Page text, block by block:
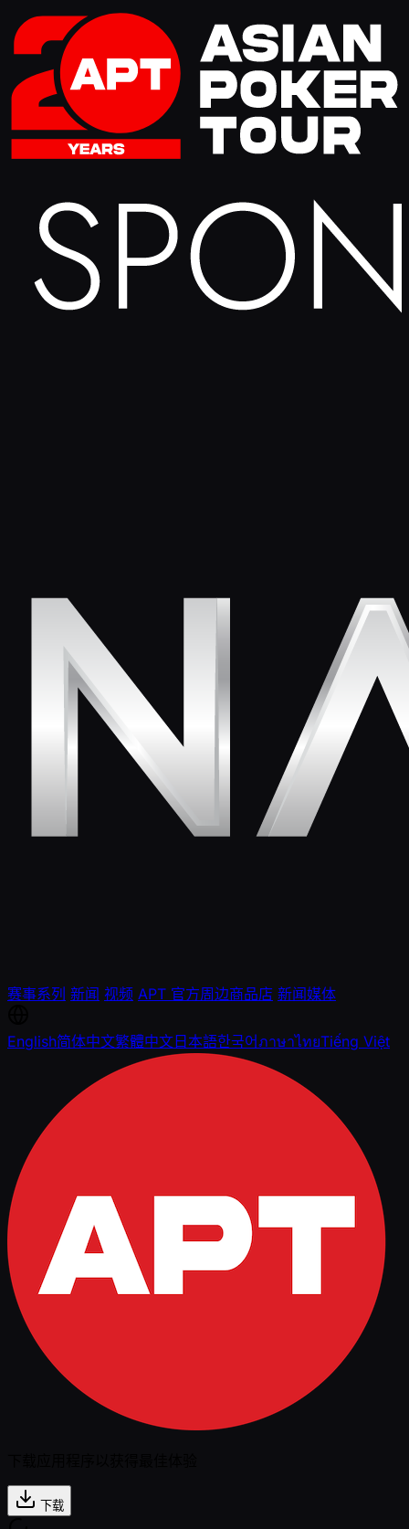
赛事系列 新闻 视频 APT 官方周边商品店 新闻媒体
English简体中文繁體中文日本語한국어ภาษาไทยTiếng Việt
下载